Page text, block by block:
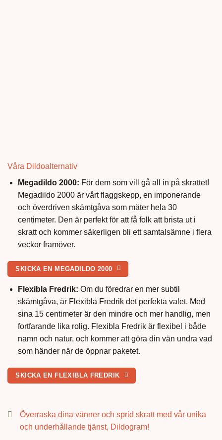
Våra Dildoalternativ
Megadildo 2000: För dem som vill gå all in på skrattet!
Megadildo 2000 är vårt flaggskepp, en imponerande
och överdriven skämtgåva som mäter hela 30
centimeter. Den är perfekt för att få folk att brista ut i
skratt och kommer säkerligen bli ett samtalsämne i flera
veckor framöver.
SKICKA EN MEGADILDO 2000
Flexibla Fredrik: Om du föredrar en mer subtil
skämtgåva, är Flexibla Fredrik det perfekta valet. Med
sina 15 centimeter är den mindre och mer handlig, men
fortfarande lika rolig. Flexibla Fredrik är flexibel i både
namn och natur, och kommer att göra din vän undra vad
som händer när de öppnar paketet.
SKICKA EN FLEXIBLA FREDRIK
Överraska dina vänner och sprid skratt med vår unika
och underhållande tjänst, Dildogram!